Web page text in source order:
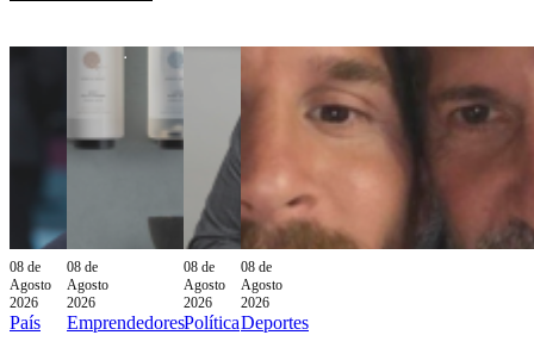
08 de
Agosto
2026
País
08 de
Agosto
2026
Emprendedores
08 de
Agosto
2026
Política
08 de
Agosto
2026
Deportes